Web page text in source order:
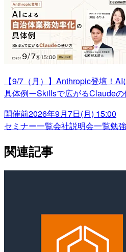
【9/7（月）】Anthropic登壇！
具体例ーSkillsで広がるClaudeの
開催前2026年9月7日(月) 15:00
セミナー一覧会社説明会一覧勉
関連記事